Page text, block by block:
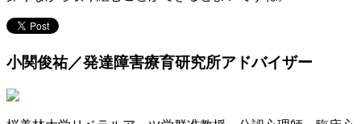
小関俊祐／発達障害療育研究所アドバイザー